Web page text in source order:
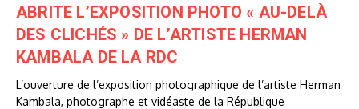
ABRITE L’EXPOSITION PHOTO « AU-DELÀ
DES CLICHÉS » DE L’ARTISTE HERMAN
KAMBALA DE LA RDC
L’ouverture de l’exposition photographique de l’artiste Herman
Kambala, photographe et vidéaste de la République